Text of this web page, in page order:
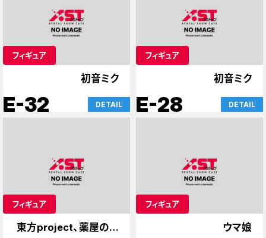
フィギュア
初音ミク
E-32 DETAIL
フィギュア
初音ミク
E-28 DETAIL
フィギュア
東方project、薬屋のひ
フィギュア
ウマ娘